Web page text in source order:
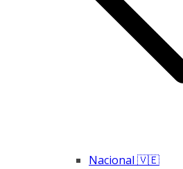
Nacional 🇻🇪